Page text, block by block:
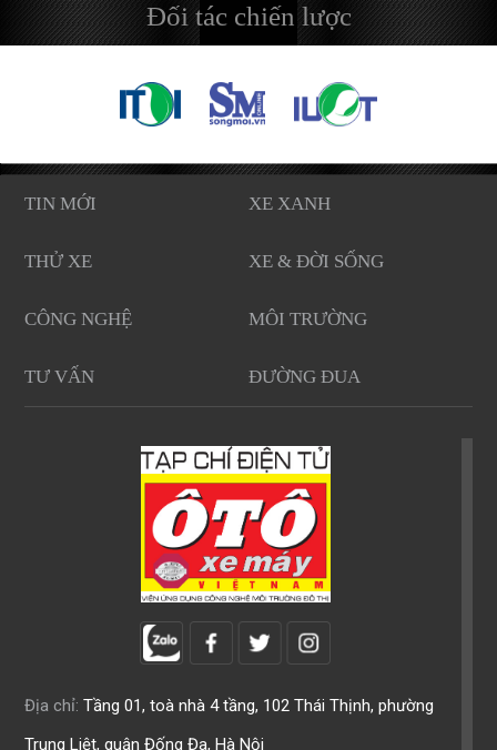
Đối tác chiến lược
TIN MỚI XE XANH
THỬ XE XE & ĐỜI SỐNG
CÔNG NGHỆ MÔI TRƯỜNG
TƯ VẤN ĐƯỜNG ĐUA
Địa chỉ: Tầng 01, toà nhà 4 tầng, 102 Thái Thịnh, phường
Trung Liệt, quận Đống Đa, Hà Nội